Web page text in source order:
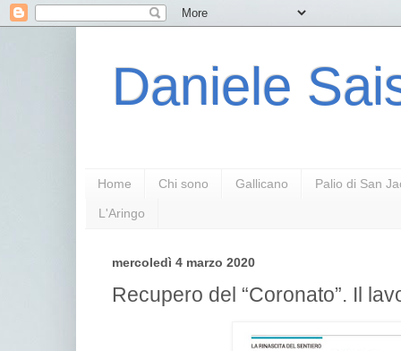
Daniele
Home Chi sono Gallicano Palio di San
L'Aringo
mercoledì 4 marzo 2020
Recupero del “Coronato”. Il